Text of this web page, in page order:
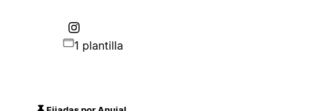
1 plantilla